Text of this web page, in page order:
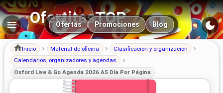
OfertitasTOP
Navegación principal
Ofertas Promociones Blog
Inicio Material de oficina
Clasificación y organización
Calendarios, organizadores y agendas
Oxford Live & Go Agenda 2026 A5 Día Por Página